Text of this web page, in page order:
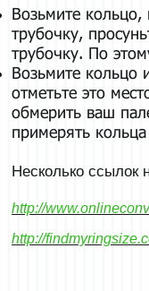
Возьмите
трубочку,
трубочку. По
Возьмите кольцо
отметьте это
обмерить ваш
примерять
Несколько ссылок
http://
http://